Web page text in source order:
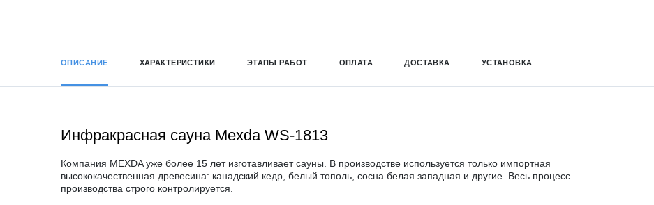
ОПИСАНИЕ ХАРАКТЕРИСТИКИ ЭТАПЫ РАБОТ ОПЛАТА ДОСТАВКА УСТАНОВКА
Инфракрасная сауна Mexda WS-1813
Компания MEXDA уже более 15 лет изготавливает сауны. В производстве используется только импортная
высококачественная древесина: канадский кедр, белый тополь, сосна белая западная и другие. Весь процесс
производства строго контролируется.